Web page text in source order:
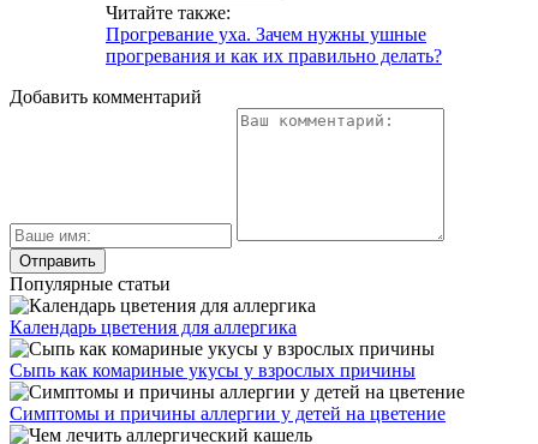
Читайте также:
Прогревание уха. Зачем нужны ушные
прогревания и как их правильно делать?
Добавить комментарий
Популярные статьи
Календарь цветения для аллергика
Сыпь как комариные укусы у взрослых причины
Симптомы и причины аллергии у детей на цветение